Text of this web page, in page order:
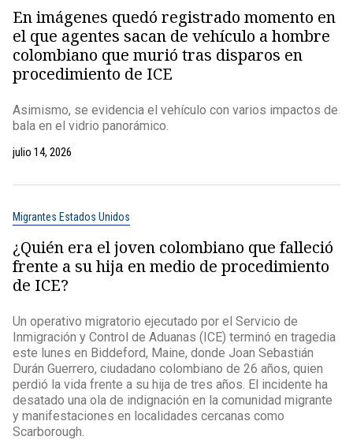
En imágenes quedó registrado momento en
el que agentes sacan de vehículo a hombre
colombiano que murió tras disparos en
procedimiento de ICE
Asimismo, se evidencia el vehículo con varios impactos de
bala en el vidrio panorámico.
julio 14, 2026
Migrantes Estados Unidos
¿Quién era el joven colombiano que falleció
frente a su hija en medio de procedimiento
de ICE?
Un operativo migratorio ejecutado por el Servicio de
Inmigración y Control de Aduanas (ICE) terminó en tragedia
este lunes en Biddeford, Maine, donde Joan Sebastián
Durán Guerrero, ciudadano colombiano de 26 años, quien
perdió la vida frente a su hija de tres años. El incidente ha
desatado una ola de indignación en la comunidad migrante
y manifestaciones en localidades cercanas como
Scarborough.